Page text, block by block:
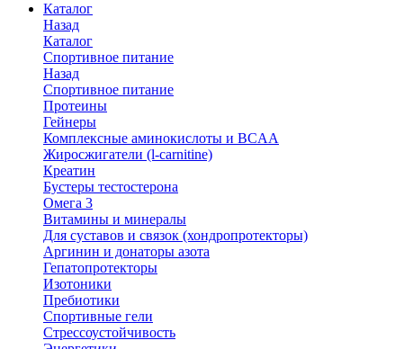
Каталог
Назад
Каталог
Спортивное питание
Назад
Спортивное питание
Протеины
Гейнеры
Комплексные аминокислоты и BCAA
Жиросжигатели (l-carnitine)
Креатин
Бустеры тестостерона
Омега 3
Витамины и минералы
Для суставов и связок (хондропротекторы)
Аргинин и донаторы азота
Гепатопротекторы
Изотоники
Пребиотики
Спортивные гели
Стрессоустойчивость